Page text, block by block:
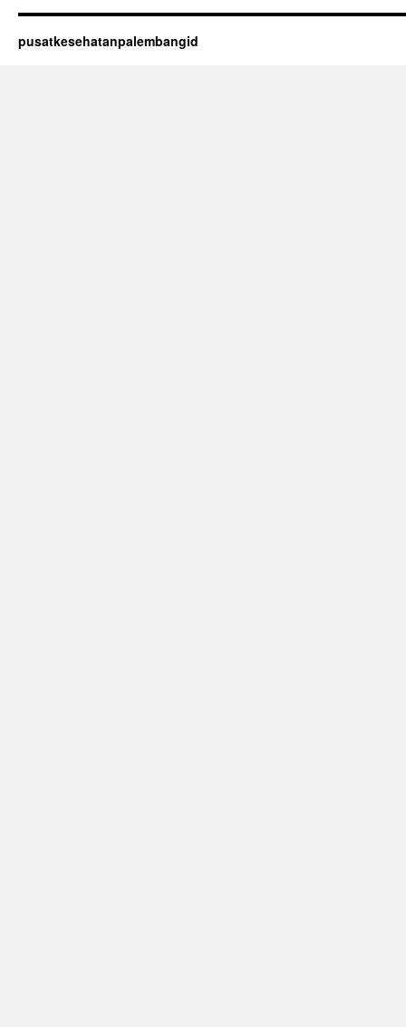
pusatkesehatanpalembangid